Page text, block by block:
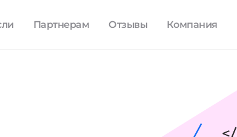
Партнерам Отзывы Компания